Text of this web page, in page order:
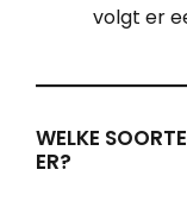
volgt er
WELKE
ER?